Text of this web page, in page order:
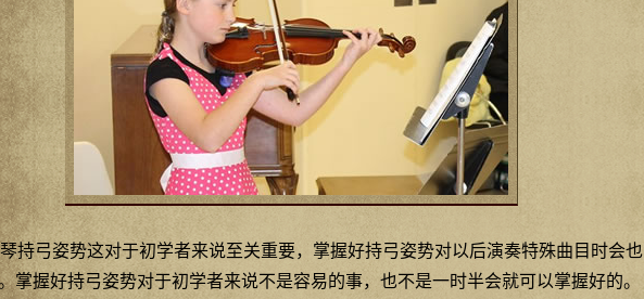
持弓姿势这对于初学者来说至关重要，掌握好持弓姿势对以后演奏特殊曲目时会也
掌握好持弓姿势对于初学者来说不是容易的事，也不是一时半会就可以掌握好的。